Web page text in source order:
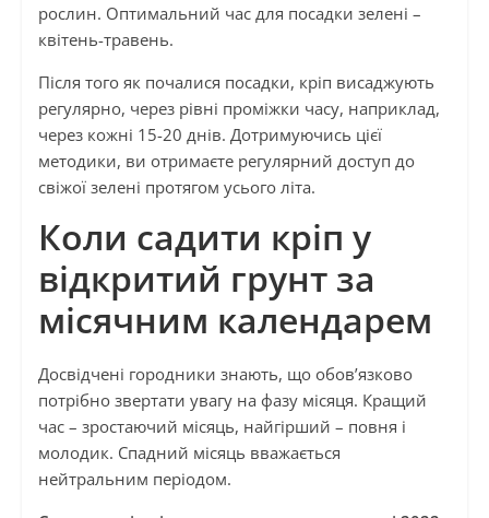
рослин. Оптимальний час для посадки зелені –
квітень-травень.
Після того як почалися посадки, кріп висаджують
регулярно, через рівні проміжки часу, наприклад,
через кожні 15-20 днів. Дотримуючись цієї
методики, ви отримаєте регулярний доступ до
свіжої зелені протягом усього літа.
Коли садити кріп у
відкритий грунт за
місячним календарем
Досвідчені городники знають, що обов’язково
потрібно звертати увагу на фазу місяця. Кращий
час – зростаючий місяць, найгірший – повня і
молодик. Спадний місяць вважається
нейтральним періодом.